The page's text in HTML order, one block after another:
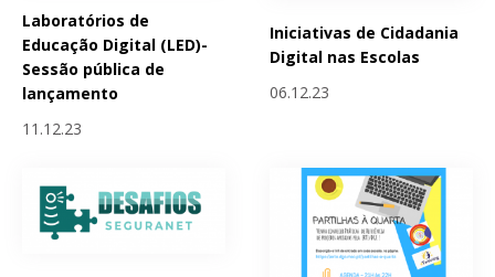
Laboratórios de
Educação Digital (LED)-
Sessão pública de
lançamento
11.12.23
Iniciativas de Cidadania
Digital nas Escolas
06.12.23